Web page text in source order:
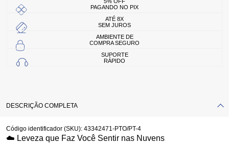
PAGANDO NO PIX
ATÉ 8X
SEM JUROS
AMBIENTE DE
COMPRA SEGURO
SUPORTE
RÁPIDO
DESCRIÇÃO COMPLETA
Código identificador (SKU): 43342471-PTO/PT-4
☁️ Leveza que Faz Você Sentir nas Nuvens